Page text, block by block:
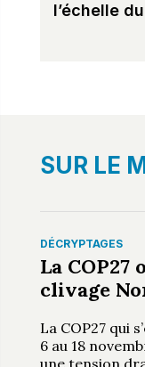
l’échelle
SUR LE
DÉCRYPTAGES
La
clivage
La COP27 qui
6 au 18